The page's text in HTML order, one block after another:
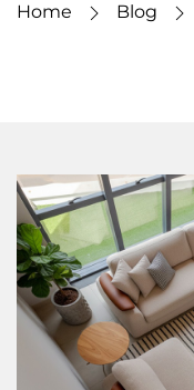
Home Blog